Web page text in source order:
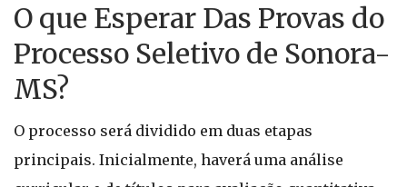
O que Esperar Das Provas do
Processo Seletivo de Sonora-
MS?
O processo será dividido em duas etapas
principais. Inicialmente, haverá uma análise